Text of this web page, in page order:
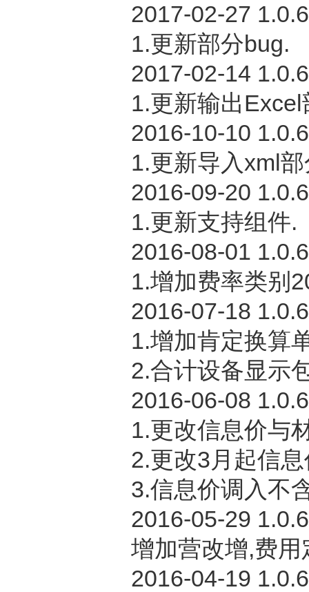
2017-02-27
1.更新部分bug.
2017-02-14
1.更新输出Excel
2016-10-10
1.更新导入xml
2016-09-20
1.更新支持组件.
2016-08-01
1.增加费率类别
2016-07-18
1.增加肯定换算
2.合计设备显示
2016-06-08
1.更改信息价与
2.更改3月起信
3.信息价调入不
2016-05-29
增加营改增,费
2016-04-19